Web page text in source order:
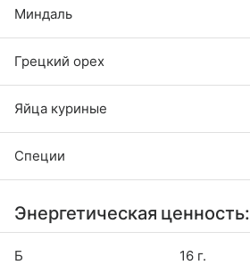
Миндаль
Грецкий орех
Яйца куриные
Специи
Энергетическая ценность:
Б 16 г.